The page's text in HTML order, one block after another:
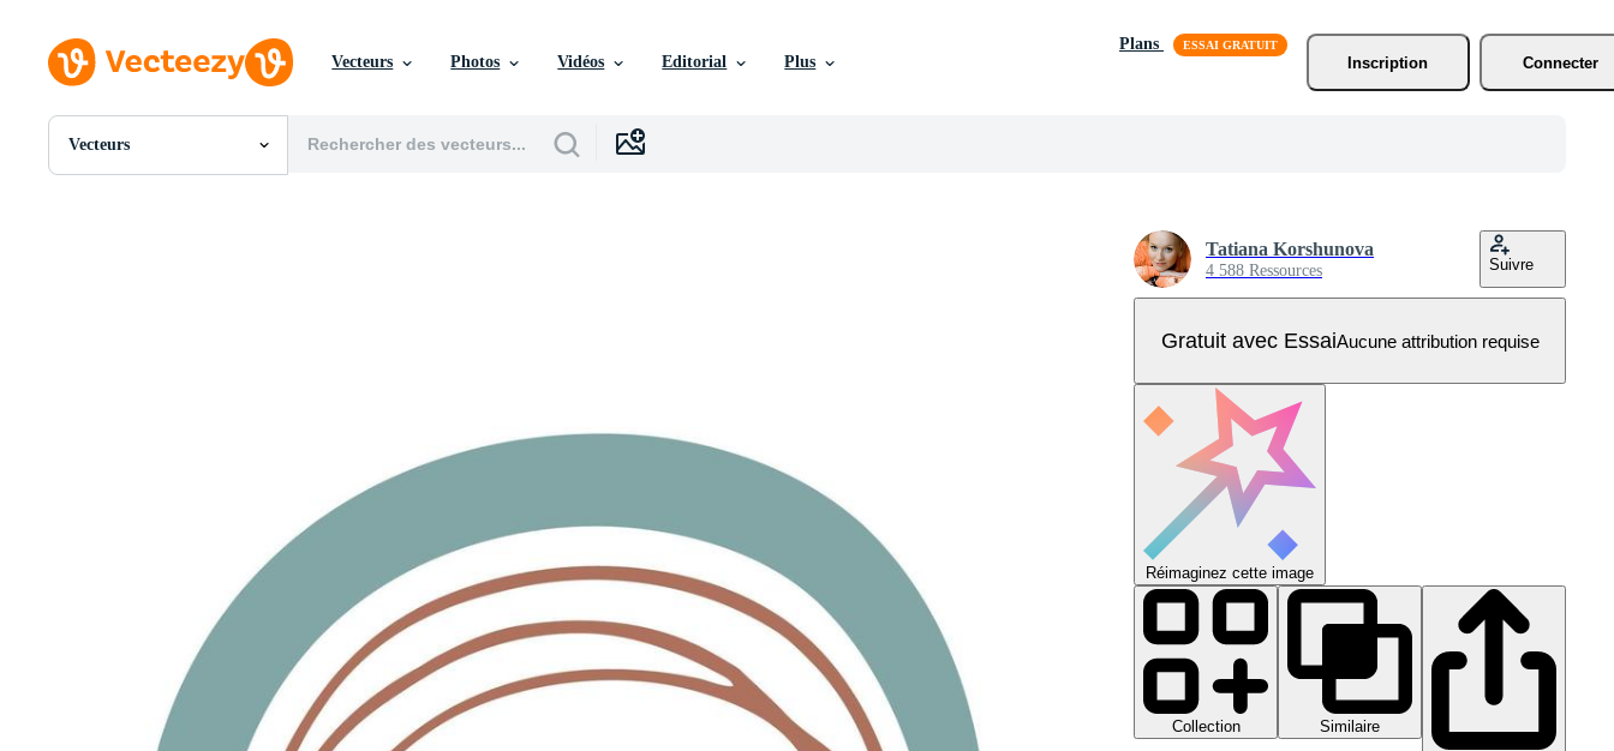
Vecteurs Photos Vidéos Editorial Plus
Plans
Inscription
Connecter
Vecteurs
Toutes Images
Tatiana Korshunova
4 588 Ressources Suivre
Gratuit avec EssaiAucune attribution requise
Réimaginez cette image
Collection
Similaire